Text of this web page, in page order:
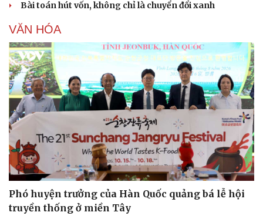
Văn hóa
Sân khấu - Điện ảnh
Văn học
Âm nhạc
Giải trí
Nghệ sĩ
Thời trang
Sao Việt
Bài toán hút vốn, không chỉ là chuyển đổi xanh
VĂN HÓA
Phó huyện trưởng của Hàn Quốc quảng bá lễ hội
truyền thống ở miền Tây